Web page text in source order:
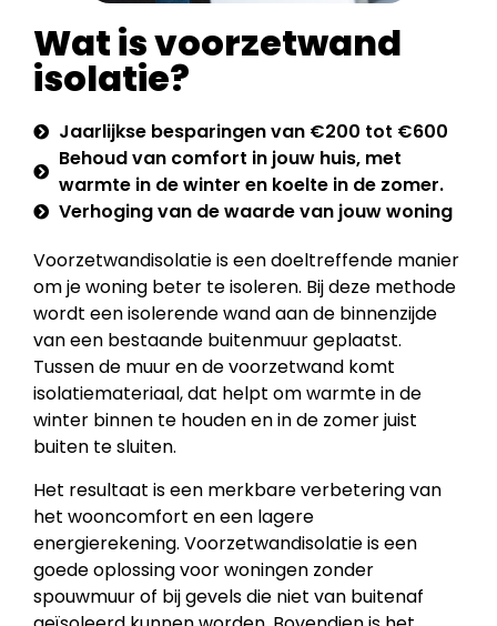
Wat is voorzetwand
isolatie?
Jaarlijkse besparingen van €200 tot €600
Behoud van comfort in jouw huis, met
warmte in de winter en koelte in de zomer.
Verhoging van de waarde van jouw woning
Voorzetwandisolatie is een doeltreffende manier
om je woning beter te isoleren. Bij deze methode
wordt een isolerende wand aan de binnenzijde
van een bestaande buitenmuur geplaatst.
Tussen de muur en de voorzetwand komt
isolatiemateriaal, dat helpt om warmte in de
winter binnen te houden en in de zomer juist
buiten te sluiten.
Het resultaat is een merkbare verbetering van
het wooncomfort en een lagere
energierekening. Voorzetwandisolatie is een
goede oplossing voor woningen zonder
spouwmuur of bij gevels die niet van buitenaf